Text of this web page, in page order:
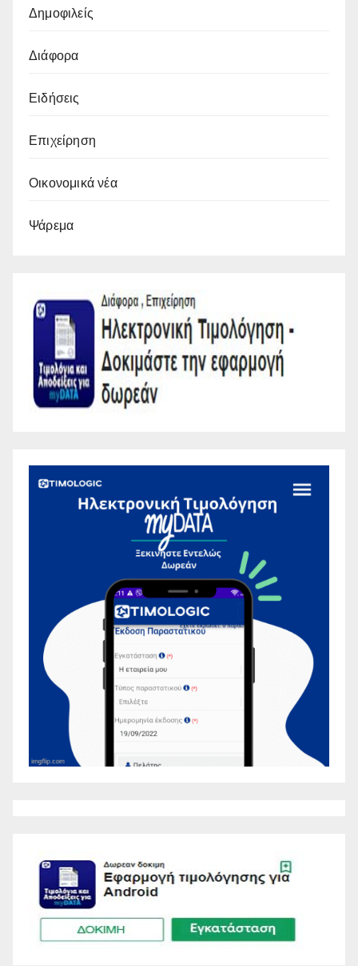
Δημοφιλείς
Διάφορα
Ειδήσεις
Επιχείρηση
Οικονομικά νέα
Ψάρεμα